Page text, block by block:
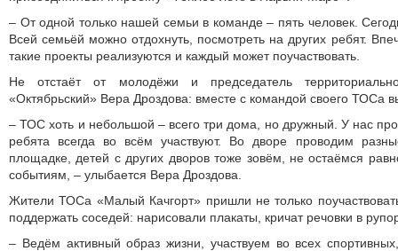
– От одной только нашей семьи в команде – пять человек.
Всей семьёй можно отдохнуть, посмотреть на других ребят.
такие проекты реализуются и каждый может поучаствовать.
Не отстаёт от молодёжи и председатель
«Октябрьский» Вера Дроздова: вместе с командой своего ТОСа
– ТОС хоть и небольшой – всего три дома, но дружный. У нас
ребята всегда во всём участвуют. Во дворе проводим
площадке, детей с других дворов тоже зовём, не остаёмся
событиям, – улыбается Вера Дроздова.
Жители ТОСа «Малый Качгорт» пришли не только
поддержать соседей: нарисовали плакаты, кричат речовки в
– Ведём активный образ жизни, участвуем во всех